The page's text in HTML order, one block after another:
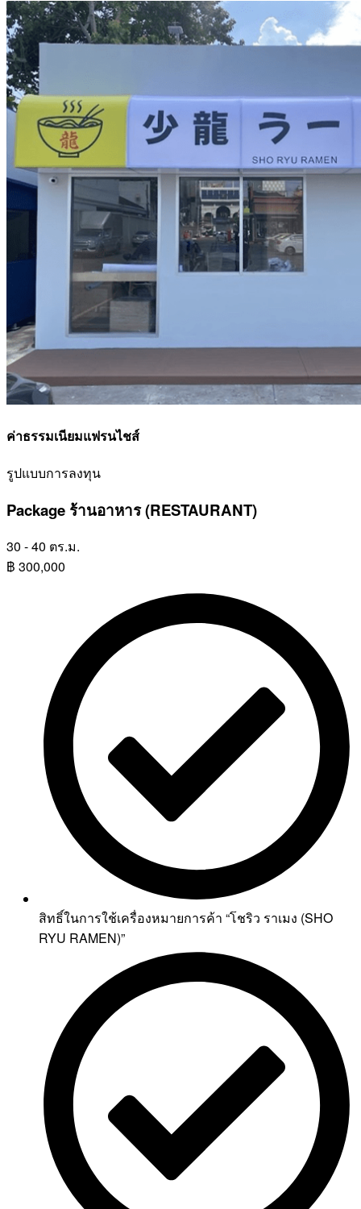
ค่าธรรมเนียมแฟรนไชส์
รูปแบบการลงทุน
Package ร้านอาหาร (RESTAURANT)
30 - 40 ตร.ม.
฿ 300,000
สิทธิ์ในการใช้เครื่องหมายการค้า “โชริว ราเมง (SHO
RYU RAMEN)”